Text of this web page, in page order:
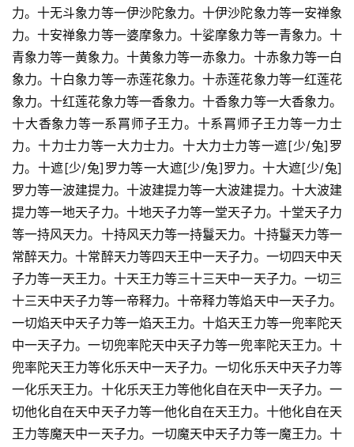
力。十无斗象力等一伊沙陀象力。十伊沙陀象力等一安禅象
力。十安禅象力等一婆摩象力。十娑摩象力等一青象力。十
青象力等一黄象力。十黄象力等一赤象力。十赤象力等一白
象力。十白象力等一赤莲花象力。十赤莲花象力等一红莲花
象力。十红莲花象力等一香象力。十香象力等一大香象力。
十大香象力等一系罥师子王力。十系罥师子王力等一力士
力。十力士力等一大力士力。十大力士力等一遮[少/兔]罗
力。十遮[少/兔]罗力等一大遮[少/兔]罗力。十大遮[少/兔]
罗力等一波建提力。十波建提力等一大波建提力。十大波建
提力等一地天子力。十地天子力等一堂天子力。十堂天子力
等一持风天力。十持风天力等一持鬘天力。十持鬘天力等一
常醉天力。十常醉天力等四天王中一天子力。一切四天中天
子力等一天王力。十天王力等三十三天中一天子力。一切三
十三天中天子力等一帝释力。十帝释力等焰天中一天子力。
一切焰天中天子力等一焰天王力。十焰天王力等一兜率陀天
中一天子力。一切兜率陀天中天子力等一兜率陀天王力。十
兜率陀天王力等化乐天中一天子力。一切化乐天中天子力等
一化乐天王力。十化乐天王力等他化自在天中一天子力。一
切他化自在天中天子力等一他化自在天王力。十他化自在天
王力等魔天中一天子力。一切魔天中天子力等一魔王力。十